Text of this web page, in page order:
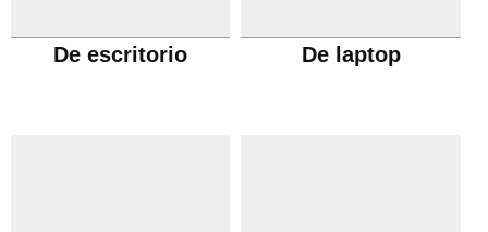
De escritorio De laptop